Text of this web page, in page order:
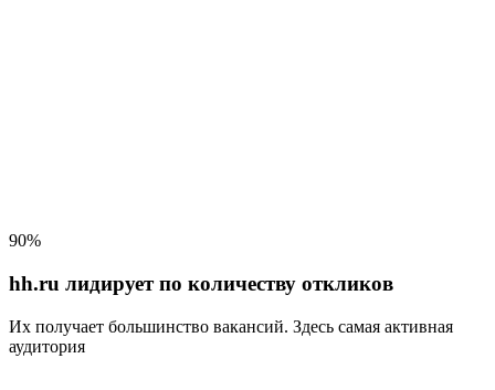
90%
hh.ru лидирует по количеству откликов
Их получает большинство вакансий. Здесь самая активная
аудитория